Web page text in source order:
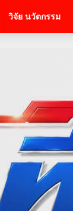
วิจัย นวัตกรรม